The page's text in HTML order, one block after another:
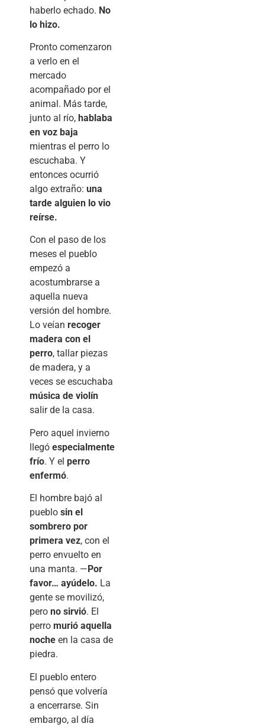
haberlo echado. No
lo hizo.
Pronto comenzaron
a verlo en el
mercado
acompañado por el
animal. Más tarde,
junto al río, hablaba
en voz baja
mientras el perro lo
escuchaba. Y
entonces ocurrió
algo extraño: una
tarde alguien lo vio
reírse.
Con el paso de los
meses el pueblo
empezó a
acostumbrarse a
aquella nueva
versión del hombre.
Lo veían recoger
madera con el
perro, tallar piezas
de madera, y a
veces se escuchaba
música de violín
salir de la casa.
Pero aquel invierno
llegó especialmente
frío. Y el perro
enfermó.
El hombre bajó al
pueblo sin el
sombrero por
primera vez, con el
perro envuelto en
una manta. — Por
favor… ayúdelo. La
gente se movilizó,
pero no sirvió. El
perro murió aquella
noche en la casa de
piedra.
El pueblo entero
pensó que volvería
a encerrarse. Sin
embargo, al día